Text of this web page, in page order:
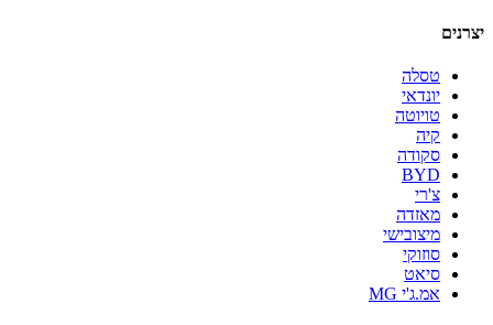
יצרנים
טסלה
יונדאי
טויוטה
קיה
סקודה
BYD
צ'רי
מאזדה
מיצובישי
סוזוקי
סיאט
אמ.ג'י MG